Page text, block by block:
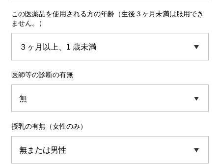
この医薬品を使用される方の年齢（生後３ヶ月未満は服用でき
ません。）
医師等の診断の有無
授乳の有無（女性のみ）